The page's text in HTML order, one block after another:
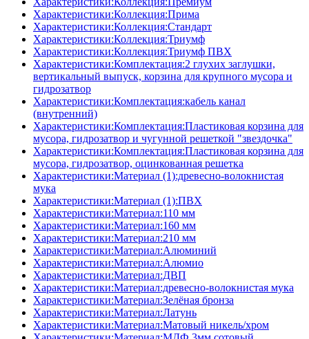
Характеристики:Коллекция:Прима
Характеристики:Коллекция:Стандарт
Характеристики:Коллекция:Триумф
Характеристики:Коллекция:Триумф ПВХ
Характеристики:Комплектация:2 глухих заглушки,
вертикальный выпуск, корзина для крупного мусора и
гидрозатвор
Характеристики:Комплектация:кабель канал
(внутренний)
Характеристики:Комплектация:Пластиковая корзина для
мусора, гидрозатвор и чугунной решеткой "звездочка"
Характеристики:Комплектация:Пластиковая корзина для
мусора, гидрозатвор, оцинкованная решетка
Характеристики:Материал (1):древесно-волокнистая
мука
Характеристики:Материал (1):ПВХ
Характеристики:Материал:110 мм
Характеристики:Материал:160 мм
Характеристики:Материал:210 мм
Характеристики:Материал:Алюминий
Характеристики:Материал:Алюмио
Характеристики:Материал:ДВП
Характеристики:Материал:древесно-волокнистая мука
Характеристики:Материал:Зелёная бронза
Характеристики:Материал:Латунь
Характеристики:Материал:Матовый никель/хром